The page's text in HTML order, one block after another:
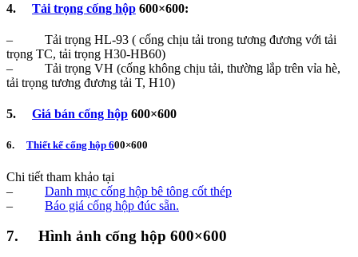
4. Tải trọng cống hộp 600×600:
– Tải trọng HL-93 ( cống chịu tải trong tương đương với tải
trọng TC, tải trọng H30-HB60)
– Tải trọng VH (cống không chịu tải, thường lắp trên vỉa hè,
tải trọng tương đương tải T, H10)
5. Giá bán cống hộp 600×600
6. Thiết kế cống hộp 600×600
Chi tiết tham khảo tại
– Danh mục cống hộp bê tông cốt thép
– Báo giá cống hộp đúc sẵn.
7. Hình ảnh cống hộp 600×600